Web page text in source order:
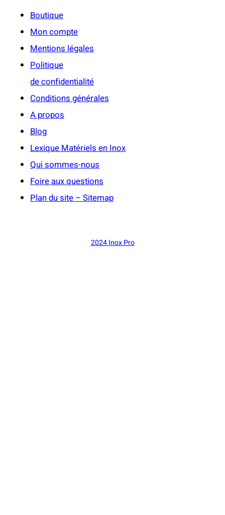
Boutique
Mon compte
Mentions légales
Politique
de confidentialité
Conditions générales
A propos
Blog
Lexique Matériels en Inox
Qui sommes-nous
Foire aux questions
Plan du site – Sitemap
2024 Inox Pro